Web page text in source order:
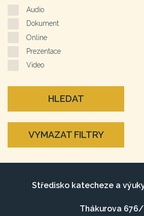
Audio
Dokument
Online
Prezentace
Video
HLEDAT
VYMAZAT FILTRY
Středisko katecheze a
Thákurova